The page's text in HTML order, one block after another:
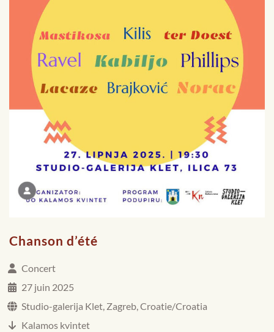
Chanson d’été
Concert
27 juin 2025
Studio-galerija Klet, Zagreb, Croatie/Croatia
Kalamos kvintet